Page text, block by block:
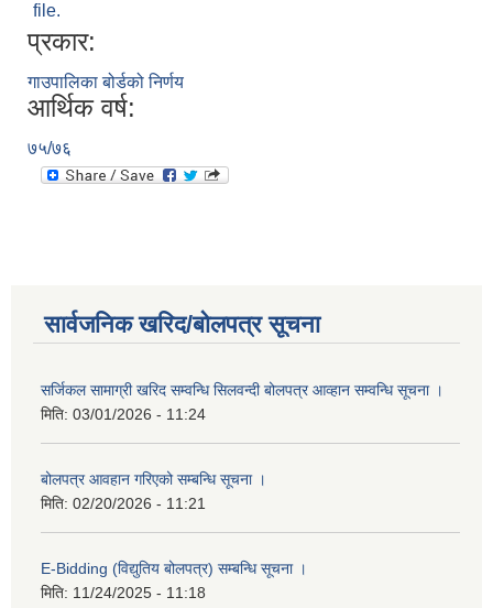
file.
प्रकार:
गाउपालिका बोर्डको निर्णय
आर्थिक वर्ष:
७५/७६
सार्वजनिक खरिद/बोलपत्र सूचना
सर्जिकल सामाग्री खरिद सम्वन्धि सिलवन्दी बोलपत्र आव्हान सम्वन्धि सूचना ।
मिति: 03/01/2026 - 11:24
बोलपत्र आवहान गरिएको सम्बन्धि सूचना ।
मिति: 02/20/2026 - 11:21
E-Bidding (विद्युतिय बोलपत्र) सम्बन्धि सूचना ।
मिति: 11/24/2025 - 11:18